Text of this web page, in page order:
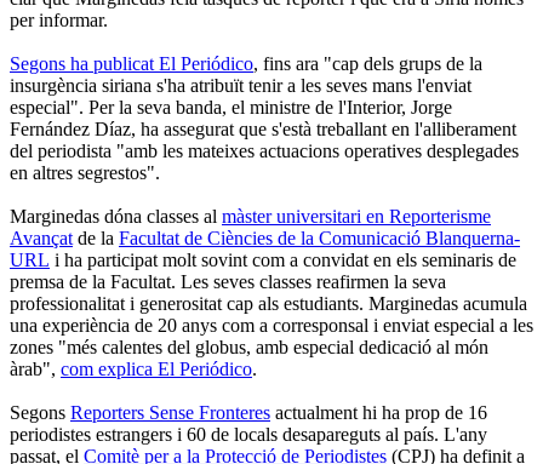
per informar.
Segons ha publicat El Periódico, fins ara "cap dels grups de la
insurgència siriana s'ha atribuït tenir a les seves mans l'enviat
especial". Per la seva banda, el ministre de l'Interior, Jorge
Fernández Díaz, ha assegurat que s'està treballant en l'alliberament
del periodista "amb les mateixes actuacions operatives desplegades
en altres segrestos".
Marginedas dóna classes al màster universitari en Reporterisme
Avançat de la Facultat de Ciències de la Comunicació Blanquerna-
URL i ha participat molt sovint com a convidat en els seminaris de
premsa de la Facultat. Les seves classes reafirmen la seva
professionalitat i generositat cap als estudiants. Marginedas acumula
una experiència de 20 anys com a corresponsal i enviat especial a les
zones "més calentes del globus, amb especial dedicació al món
àrab", com explica El Periódico.
Segons Reporters Sense Fronteres actualment hi ha prop de 16
periodistes estrangers i 60 de locals desapareguts al país. L'any
passat, el Comitè per a la Protecció de Periodistes (CPJ) ha definit a